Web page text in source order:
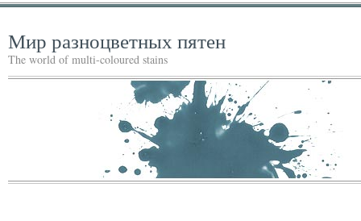
Мир разноцветных пятен
The world of multi-coloured stains